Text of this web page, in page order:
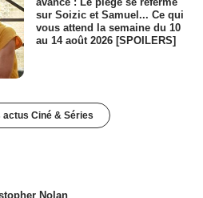
sur Soizic et Samuel... Ce qui
vous attend la semaine du 10
au 14 août 2026 [SPOILERS]
actus Ciné & Séries
Nolan